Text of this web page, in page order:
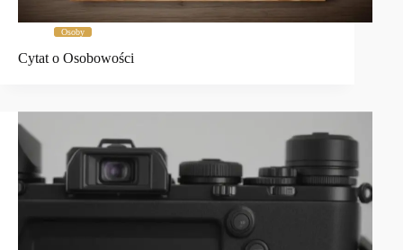
Osoby
Cytat o Osobowości